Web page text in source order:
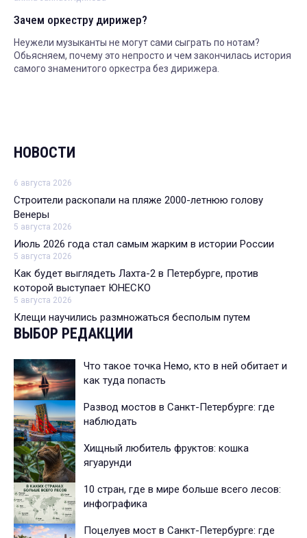
Зачем оркестру дирижер?
Неужели музыканты не могут сами сыграть по нотам?
Обьясняем, почему это непросто и чем закончилась история
самого знаменитого оркестра без дирижера.
НОВОСТИ
6 августа 2026
Строители раскопали на пляже 2000-летнюю голову
Венеры
5 августа 2026
Июль 2026 года стал самым жарким в истории России
5 августа 2026
Как будет выглядеть Лахта-2 в Петербурге, против
которой выступает ЮНЕСКО
5 августа 2026
Клещи научились размножаться бесполым путем
ВЫБОР РЕДАКЦИИ
Что такое точка Немо, кто в ней обитает и
как туда попасть
Развод мостов в Санкт-Петербурге: где
наблюдать
Хищный любитель фруктов: кошка
ягуарунди
10 стран, где в мире больше всего лесов:
инфографика
Поцелуев мост в Санкт-Петербурге: где